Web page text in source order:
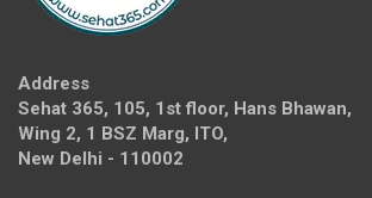
Address
Sehat 365, 105, 1st floor, Hans Bhawan,
Wing 2, 1 BSZ Marg, ITO,
New Delhi - 110002